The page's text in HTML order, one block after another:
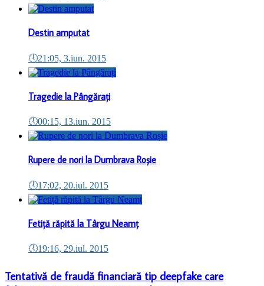
Destin amputat
🕔21:05, 3.iun. 2015
Tragedie la Pângărați
🕔00:15, 13.iun. 2015
Rupere de nori la Dumbrava Roșie
🕔17:02, 20.iul. 2015
Fetiță răpită la Târgu Neamț
🕔19:16, 29.iul. 2015
Tentativă de fraudă financiară tip deepfake care